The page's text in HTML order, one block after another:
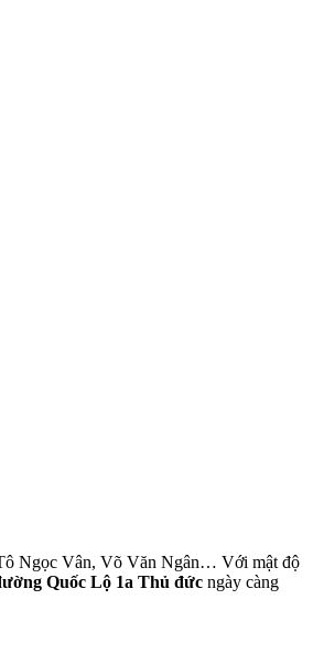
Ngọc Vân, Võ Văn Ngân… Với mật độ
Quốc Lộ 1a Thủ đức ngày càng